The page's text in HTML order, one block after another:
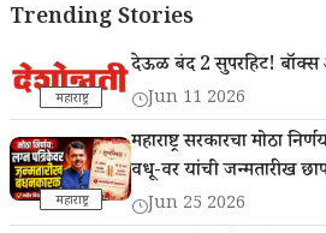
Trending Stories
महाराष्ट्र
देऊळ बंद 2 सुपरहिट!
Jun 11 2026
महाराष्ट्र
महाराष्ट्र सरकारचा मोठा
वधू-वर यांची जन्मतारीख
Jun 25 2026